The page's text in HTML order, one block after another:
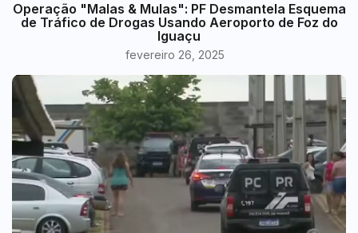
Operação "Malas & Mulas": PF Desmantela Esquema
de Tráfico de Drogas Usando Aeroporto de Foz do
Iguaçu
fevereiro 26, 2025